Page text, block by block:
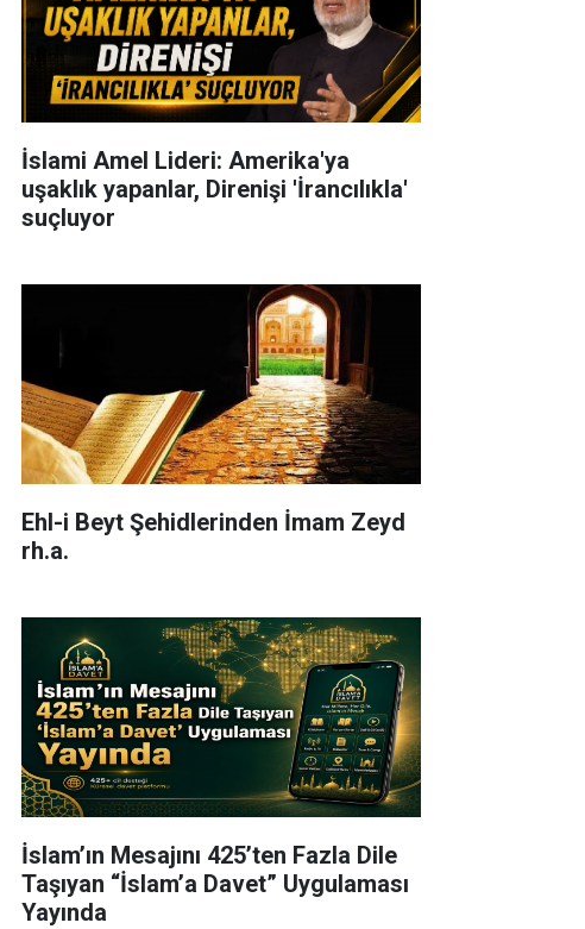
İslami Amel Lideri: Amerika'ya
uşaklık yapanlar, Direnişi 'İrancılıkla'
suçluyor
Ehl-i Beyt Şehidlerinden İmam Zeyd
rh.a.
İslam’ın Mesajını 425’ten Fazla Dile
Taşıyan “İslam’a Davet” Uygulaması
Yayında